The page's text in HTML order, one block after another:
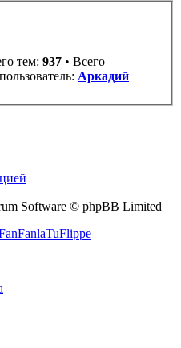
тем: 937 • Всего
Аркадий
Software © phpBB Limited